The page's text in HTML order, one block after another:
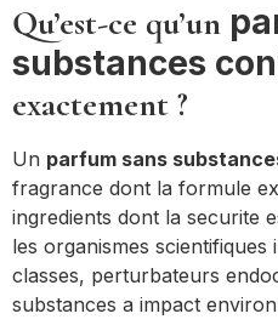
Qu’est-ce qu’un
substances
exactement ?
Un parfum sans
fragrance dont la formule
ingredients dont la securite
les organismes
classes, perturbateurs
substances a impact